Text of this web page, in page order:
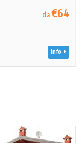
da€64
Info